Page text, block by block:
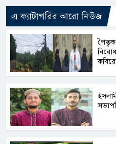
এ ক্যাটাগরির আরো নিউজ
পৈতৃক